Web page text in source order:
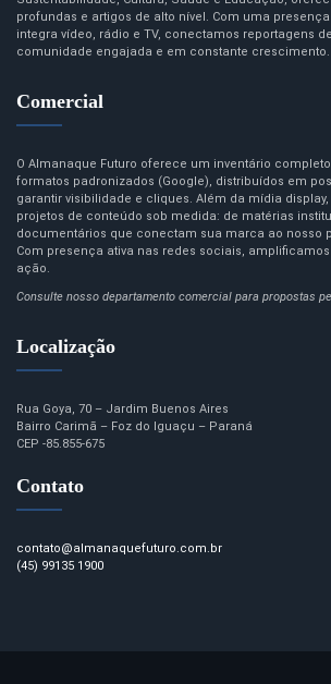
profundas e artigos de alto nível. Com uma
integra vídeo, rádio e TV, conectamos reportagens
comunidade engajada e em constante crescimento.
Comercial
O Almanaque Futuro oferece um inventário
formatos padronizados (Google), distribuídos em
garantir visibilidade e cliques. Além da mídia
projetos de conteúdo sob medida: de matérias
documentários que conectam sua marca ao nosso
Com presença ativa nas redes sociais,
ação.
Consulte nosso departamento comercial para propostas
Localização
Rua Goya, 70 – Jardim Buenos Aires
Bairro Carimã – Foz do Iguaçu – Paraná
CEP -85.855-675
Contato
contato@almanaquefuturo.com.br
(45) 99135 1900